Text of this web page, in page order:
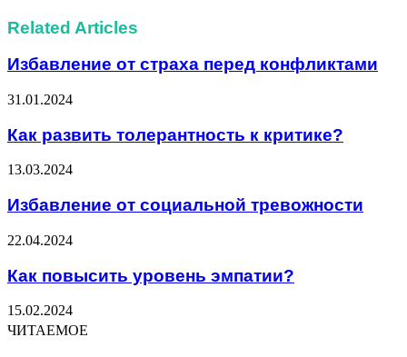
Related Articles
Избавление от страха перед конфликтами
31.01.2024
Как развить толерантность к критике?
13.03.2024
Избавление от социальной тревожности
22.04.2024
Как повысить уровень эмпатии?
15.02.2024
ЧИТАЕМОЕ